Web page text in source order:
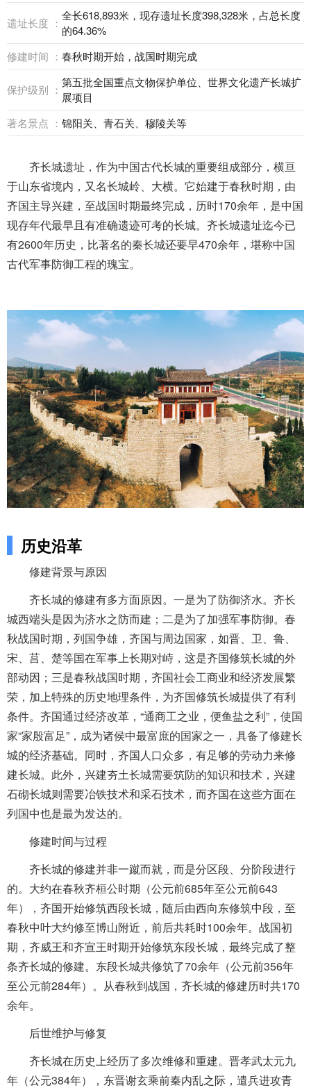
遗址长度 ：
全长618,893米，现存遗址长度398,328米，占总长度
的64.36%
修建时间 ： 春秋时期开始，战国时期完成
保护级别 ：
第五批全国重点文物保护单位、世界文化遗产长城扩
展项目
著名景点 ： 锦阳关、青石关、穆陵关等
齐长城遗址，作为中国古代长城的重要组成部分，横亘
于山东省境内，又名长城岭、大横。它始建于春秋时期，由
齐国主导兴建，至战国时期最终完成，历时170余年，是中国
现存年代最早且有准确遗迹可考的长城。齐长城遗址迄今已
有2600年历史，比著名的秦长城还要早470余年，堪称中国
古代军事防御工程的瑰宝。
历史沿革
修建背景与原因
齐长城的修建有多方面原因。一是为了防御济水。齐长
城西端头是因为济水之防而建；二是为了加强军事防御。春
秋战国时期，列国争雄，齐国与周边国家，如晋、卫、鲁、
宋、莒、楚等国在军事上长期对峙，这是齐国修筑长城的外
部动因；三是春秋战国时期，齐国社会工商业和经济发展繁
荣，加上特殊的历史地理条件，为齐国修筑长城提供了有利
条件。齐国通过经济改革，“通商工之业，便鱼盐之利”，使国
家“家殷富足”，成为诸侯中最富庶的国家之一，具备了修建长
城的经济基础。同时，齐国人口众多，有足够的劳动力来修
建长城。此外，兴建夯土长城需要筑防的知识和技术，兴建
石砌长城则需要冶铁技术和采石技术，而齐国在这些方面在
列国中也是最为发达的。
修建时间与过程
齐长城的修建并非一蹴而就，而是分区段、分阶段进行
的。大约在春秋齐桓公时期（公元前685年至公元前643
年），齐国开始修筑西段长城，随后由西向东修筑中段，至
春秋中叶大约修至博山附近，前后共耗时100余年。战国初
期，齐威王和齐宣王时期开始修筑东段长城，最终完成了整
条齐长城的修建。东段长城共修筑了70余年（公元前356年
至公元前284年）。从春秋到战国，齐长城的修建历时共170
余年。
后世维护与修复
齐长城在历史上经历了多次维修和重建。晋孝武太元九
年（公元384年），东晋谢玄乘前秦内乱之际，遣兵进攻青